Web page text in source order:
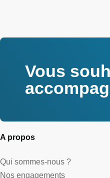
Vous
A propos
Qui sommes-nous ?
Nos engagements